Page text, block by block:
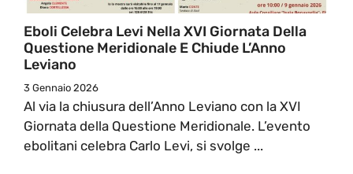
Eboli Celebra Levi Nella XVI Giornata Della
Questione Meridionale E Chiude L’Anno
Leviano
3 Gennaio 2026
Al via la chiusura dell’Anno Leviano con la XVI
Giornata della Questione Meridionale. L’evento
ebolitani celebra Carlo Levi, si svolge ...